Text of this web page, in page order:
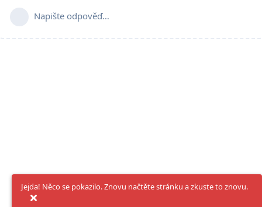
Napište odpověď…
Jejda! Něco se pokazilo. Znovu načtěte stránku a zkuste to znovu.